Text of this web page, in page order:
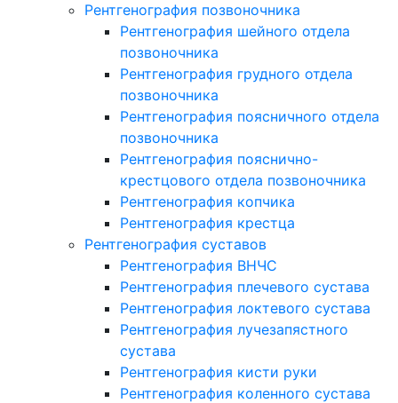
Рентгенография позвоночника
Рентгенография шейного отдела
позвоночника
Рентгенография грудного отдела
позвоночника
Рентгенография поясничного отдела
позвоночника
Рентгенография пояснично-
крестцового отдела позвоночника
Рентгенография копчика
Рентгенография крестца
Рентгенография суставов
Рентгенография ВНЧС
Рентгенография плечевого сустава
Рентгенография локтевого сустава
Рентгенография лучезапястного
сустава
Рентгенография кисти руки
Рентгенография коленного сустава